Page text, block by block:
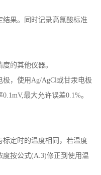
果。同时记录高氯酸标准
的其他仪器。
，使用Ag/AgCl或甘汞电极
最大允许误差0.1%。
定时的温度相同，若温度
按公式(A.3)修正到使用温